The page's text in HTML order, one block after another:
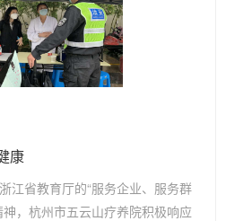
康
江省教育厅的“服务企业、服务群
，杭州市五云山疗养院积极响应